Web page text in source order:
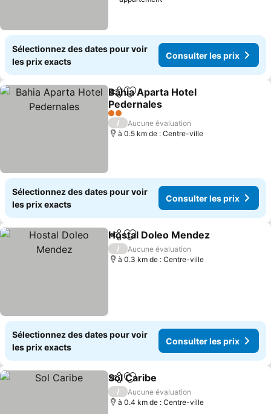
Sélectionnez des dates pour voir
les prix exacts
Consulter les prix
PartagerAjouter à mes favoris
Bahia Aparta Hotel
Pedernales
Consulter les prix
2 Étoiles
/
Aucune évaluation
à 0.5 km de : Centre-ville
Sélectionnez des dates pour voir
les prix exacts
Consulter les prix
PartagerAjouter à mes favoris
Hostal Doleo Mendez
/
Aucune évaluation
à 0.3 km de : Centre-ville
Sélectionnez des dates pour voir
les prix exacts
Consulter les prix
PartagerAjouter à mes favoris
Sol Caribe
/
Aucune évaluation
à 0.4 km de : Centre-ville